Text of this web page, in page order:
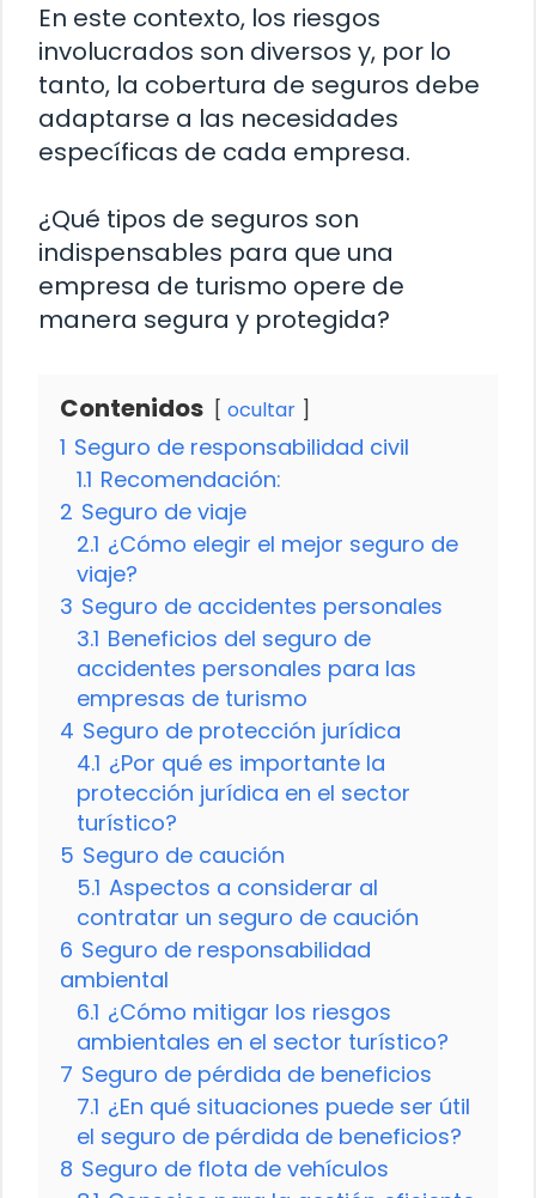
En este contexto, los riesgos
involucrados son diversos y, por lo
tanto, la cobertura de seguros debe
adaptarse a las necesidades
específicas de cada empresa.
¿Qué tipos de seguros son
indispensables para que una
empresa de turismo opere de
manera segura y protegida?
Contenidos ocultar
1 Seguro de responsabilidad civil
1.1 Recomendación:
2 Seguro de viaje
2.1 ¿Cómo elegir el mejor seguro de
viaje?
3 Seguro de accidentes personales
3.1 Beneficios del seguro de
accidentes personales para las
empresas de turismo
4 Seguro de protección jurídica
4.1 ¿Por qué es importante la
protección jurídica en el sector
turístico?
5 Seguro de caución
5.1 Aspectos a considerar al
contratar un seguro de caución
6 Seguro de responsabilidad
ambiental
6.1 ¿Cómo mitigar los riesgos
ambientales en el sector turístico?
7 Seguro de pérdida de beneficios
7.1 ¿En qué situaciones puede ser útil
el seguro de pérdida de beneficios?
8 Seguro de flota de vehículos